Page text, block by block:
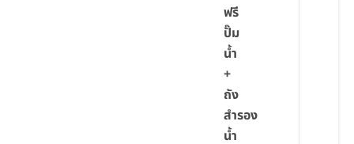
ฟรี
ปั๊ม
น้ำ
+
ถัง
สำรอง
น้ำ